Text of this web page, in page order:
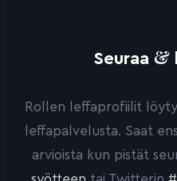
Seuraa &
Rollen leffaprofiilit
leffapalvelusta. Saat
arvioista kun pistät